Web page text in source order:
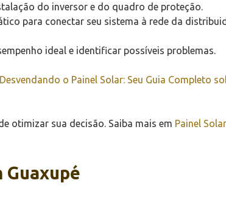
do inversor e do quadro de proteção.
para conectar seu sistema à rede da
ideal e identificar possíveis problemas.
Desvendando o Painel Solar: Seu Guia Completo
otimizar sua decisão. Saiba mais em Painel